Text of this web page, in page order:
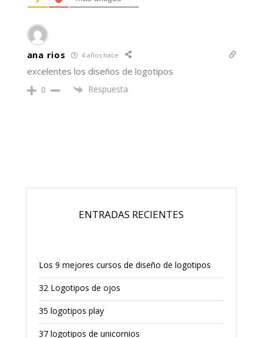
ana rios 4 años hace
excelentes los diseños de logotipos
0 Respuesta
ENTRADAS RECIENTES
Los 9 mejores cursos de diseño de logotipos
32 Logotipos de ojos
35 logotipos play
37 logotipos de unicornios